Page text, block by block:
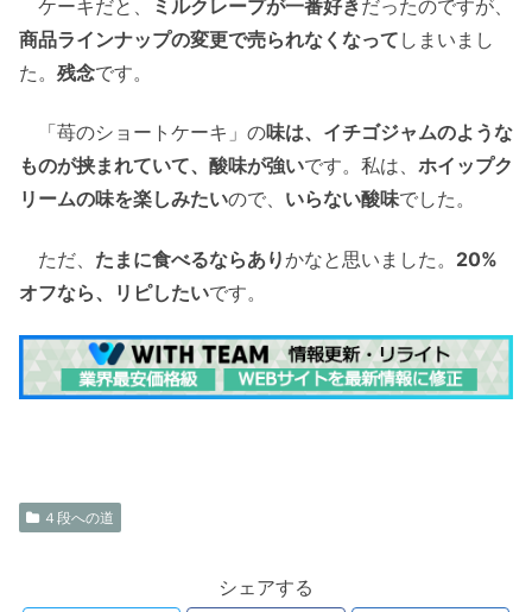
ケーキだと、 ミルクレープが一番好きだったのですが、
商品ラインナップの変更で売られなくなって しまいまし
た。 残念です。
「苺のショートケーキ」の味は、イチゴジャムのような
ものが挟まれていて、酸味が強いです。私は、 ホイップク
リームの味を楽しみたいので、 いらない酸味でした。
ただ、 たまに食べるならありかなと思いました。 20%
オフなら、リピしたいです。
４段への道
シェアする